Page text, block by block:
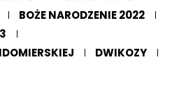
BOŻE NARODZENIE 2022
DWIKOZY